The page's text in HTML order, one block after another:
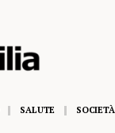
SALUTE SOCIETÀ